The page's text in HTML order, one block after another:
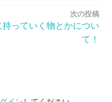
次の投稿
持っていく物とかについ
て！